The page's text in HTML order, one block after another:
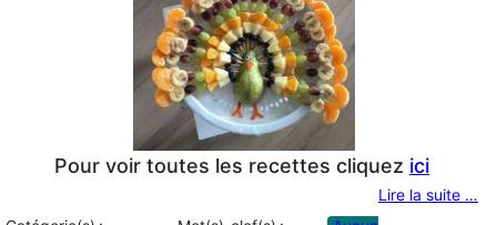
Pour voir toutes les recettes cliquez ici
Lire la suite …